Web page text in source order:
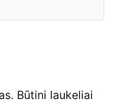
Būtini laukeliai